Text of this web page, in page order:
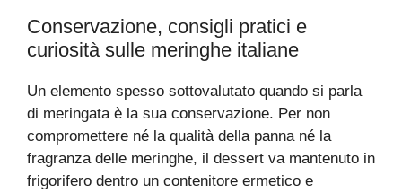
Conservazione, consigli pratici e
curiosità sulle meringhe italiane
Un elemento spesso sottovalutato quando si parla
di meringata è la sua conservazione. Per non
compromettere né la qualità della panna né la
fragranza delle meringhe, il dessert va mantenuto in
frigorifero dentro un contenitore ermetico e